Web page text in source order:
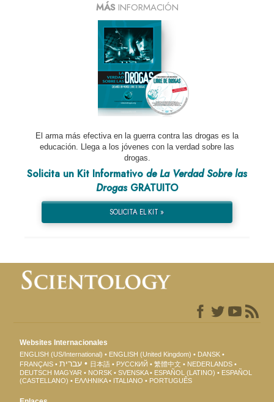
MÁSINFORMACIÓN
El arma más efectiva en la guerra contra las drogas es la
educación. Llega a los jóvenes con la verdad sobre las
drogas.
Solicita un Kit Informativo de La Verdad Sobre las
DrogasGRATUITO
SOLICITA EL KIT »
Websites Internacionales
ENGLISH (US/International) ENGLISH (United Kingdom)
DANSK
FRANÇAIS
עברית 日本語 РУССКИЙ 繁體中文
NEDERLANDS
DEUTSCH MAGYAR NORSK SVENSKA ESPAÑOL (LATINO)
ESPAÑOL
(CASTELLANO)
ΕΛΛΗΝΙΚA ITALIANO PORTUGUÊS